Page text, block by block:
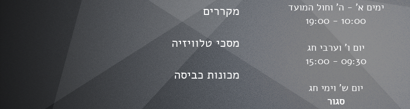
מקררים
מסכי טלוויזיה
מכונות כביסה
ימים א' - ה' וחול המועד
10:00 - 19:00
יום ו' וערבי חג
09:30 - 15:00
יום ש' וימי חג
סגור